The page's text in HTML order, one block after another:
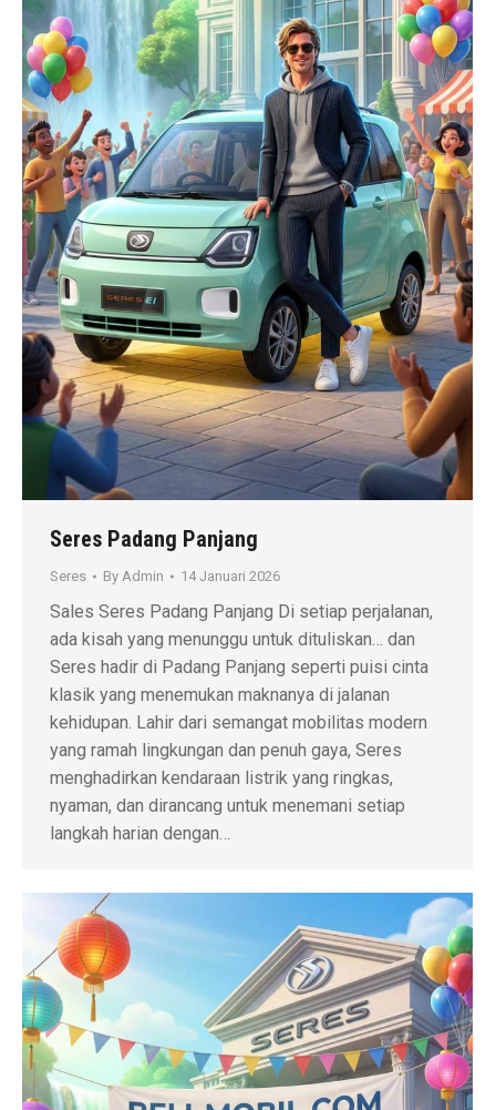
Seres Padang Panjang
Seres By Admin 14 Januari 2026
Sales Seres Padang Panjang Di setiap perjalanan,
ada kisah yang menunggu untuk dituliskan… dan
Seres hadir di Padang Panjang seperti puisi cinta
klasik yang menemukan maknanya di jalanan
kehidupan. Lahir dari semangat mobilitas modern
yang ramah lingkungan dan penuh gaya, Seres
menghadirkan kendaraan listrik yang ringkas,
nyaman, dan dirancang untuk menemani setiap
langkah harian dengan…